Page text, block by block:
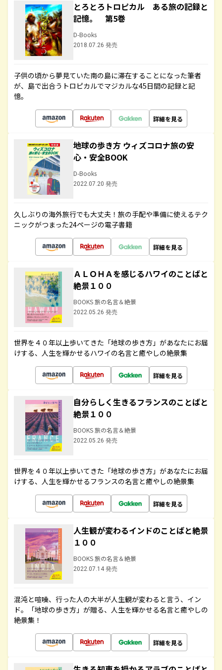
とろとろトロピカル ある旅の記録と
記憶。 第5巻
D-Books
2018.07.26 発売
子供の頃から夢見ていた南の島に滞在することになった筆者
が、島で出合うトロピカルでマジカルな45日間の記録と記
憶。
詳細を見る
地球の歩き方 ウィズコロナ旅の安
心・安全BOOK
D-Books
2022.07.20 発売
久しぶりの海外旅行でも大丈夫！旅の手配や準備に使えるテク
ニックがつまった24ページの電子書籍
詳細を見る
ＡＬＯＨＡを感じるハワイのことばと
絶景１００
BOOKS 旅の名言＆絶景
2022.05.26 発売
世界を４０年以上歩いてきた「地球の歩き方」があなたにお届
けする、人生を輝かせるハワイの名言と癒やしの絶景集
詳細を見る
自分らしく生きるフランスのことばと
絶景１００
BOOKS 旅の名言＆絶景
2022.05.26 発売
世界を４０年以上歩いてきた「地球の歩き方」があなたにお届
けする、人生を輝かせるフランスの名言と癒やしの絶景集
詳細を見る
人生観が変わるインドのことばと絶景
１００
BOOKS 旅の名言＆絶景
2022.07.14 発売
混沌と喧噪、行った人の大半が人生観が変わると言う、イン
ド。「地球の歩き方」が贈る、人生を輝かせる名言と癒やしの
絶景集！
詳細を見る